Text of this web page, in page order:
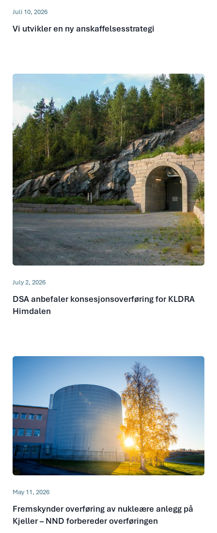
Juli 10, 2026
Vi utvikler en ny anskaffelsesstrategi
July 2, 2026
DSA anbefaler konsesjonsoverføring for KLDRA
Himdalen
May 11, 2026
Fremskynder overføring av nukleære anlegg på
Kjeller – NND forbereder overføringen